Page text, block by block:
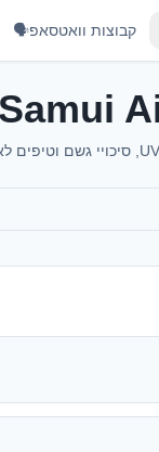
קבוצות וואטסאפ🗣️